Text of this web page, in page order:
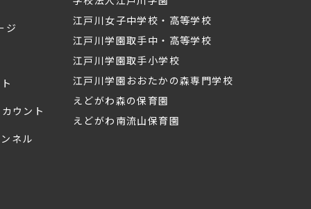
ジ
ウント
ネル
江戸川女子中学校・高等学校
江戸川学園取手中・高等学校
江戸川学園取手小学校
江戸川学園おおたかの森専門学校
えどがわ森の保育園
えどがわ南流山保育園